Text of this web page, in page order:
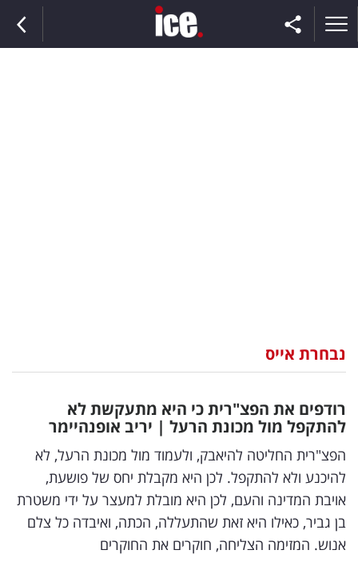
וצרכנות
דיגיטל
וטק
שיווק
ופרסום
משפט
נבחרת אייס
רודפים את הפצ"רית כי היא מתעקשת לא
להתקפל מול מכונת הרעל | יריב אופנהיימר
הפצ"רית החליטה להיאבק, ולעמוד מול מכונת הרעל, לא
להיכנע ולא להתקפל. לכן היא מקבלת יחס של פושעת,
אויבת המדינה והעם, לכן היא מובלת למעצר על ידי משטרת
בן גביר, כאילו היא זאת שהתעללה, הכתה, ואיבדה כל צלם
אנוש. המזימה הצליחה, חוקרים את החוקרים